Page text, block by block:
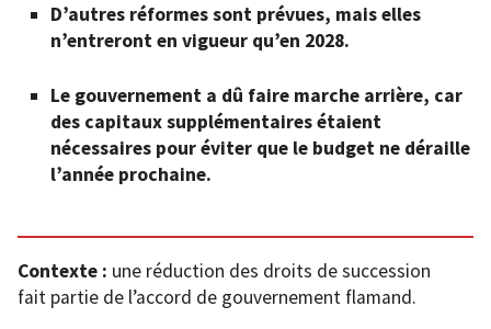
D’autres réformes sont prévues, mais elles
n’entreront en vigueur qu’en 2028.
Le gouvernement a dû faire marche arrière, car
des capitaux supplémentaires étaient
nécessaires pour éviter que le budget ne déraille
l’année prochaine.
Contexte : une réduction des droits de succession
fait partie de l’accord de gouvernement flamand.